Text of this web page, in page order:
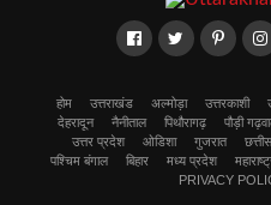
होम उत्तराखंड अल्मोड़ा उत्तरकाशी
देहरादून
नैनीताल पिथौरागढ़ पौड़ी
उत्तर प्रदेश
ओडिशा गुजरात
पश्चिम बंगाल
बिहार मध्य प्रदेश
PRIVACY